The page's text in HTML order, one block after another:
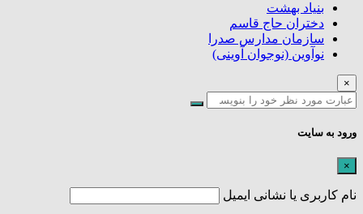
بنیاد بهشت
دختران حاج قاسم
سازمان مدارس صدرا
نوآوین (نوجوان آوینی)
×
ورود به سایت
×
نام کاربری یا نشانی ایمیل